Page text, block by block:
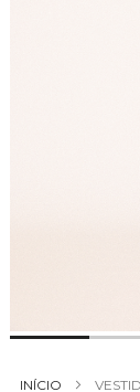
INÍCIO
para